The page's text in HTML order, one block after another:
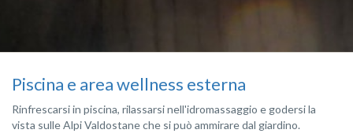
Piscina e area wellness esterna
Rinfrescarsiin piscina, rilassarsi nell'idromassaggio e godersi la
vista sulle Alpi Valdostane che si può ammirare dal giardino.